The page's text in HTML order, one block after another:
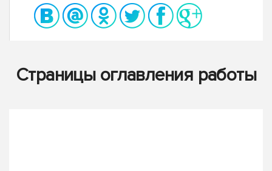
Страницы оглавления работы